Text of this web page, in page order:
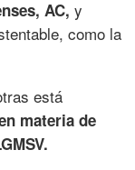
AC, y
como la
está
materia de